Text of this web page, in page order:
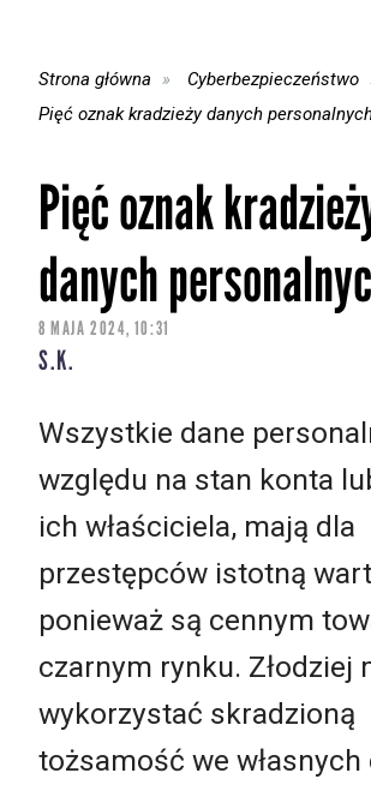
Strona główna
Cyberbezpieczeństwo
Pięć oznak kradzieży danych
Pięć oznak
danych
8 MAJA 2024, 10:31
S.K.
Wszystkie dane
względu na stan konta
ich właściciela, mają dla
przestępców istotną
ponieważ są cennym
czarnym rynku. Złodziej
wykorzystać skradzioną
tożsamość we własnych